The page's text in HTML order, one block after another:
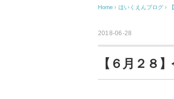
Home › ほいくえんブログ ›
2018-06-28
【６月２８